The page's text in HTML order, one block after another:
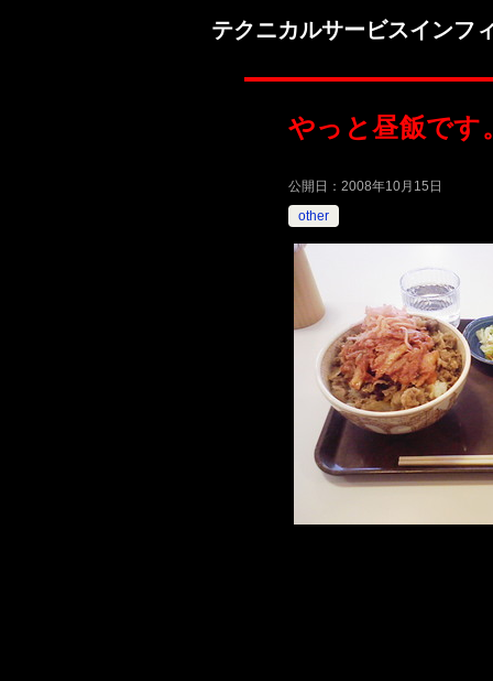
テクニカルサービスインフ
やっと昼飯です
公開日： 2008年10月15日
other